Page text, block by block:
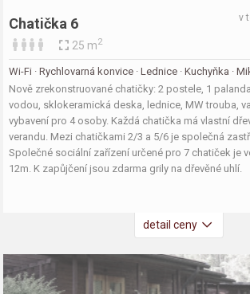
Chatička 6
25 m2
v
Wi-Fi · Rychlovarná konvice · Lednice · Kuchyňka ·
Nově zrekonstruované chatičky: 2 postele, 1
vodou, sklokeramická deska, lednice, MW trouba,
vybavení pro 4 osoby. Každá chatička má vlastní
verandu. Mezi chatičkami 2/3 a 5/6 je společná
Společné sociální zařízení určené pro 7 chatiček je
12m. K zapůjčení jsou zdarma grily na dřevěné uhlí.
detail ceny